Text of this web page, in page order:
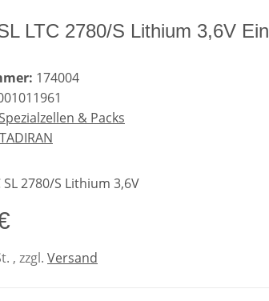
LTC 2780/S Lithium 3,6V
174004
Spezialzellen & Packs
TADIRAN
2780/S Lithium 3,6V
, zzgl. Versand